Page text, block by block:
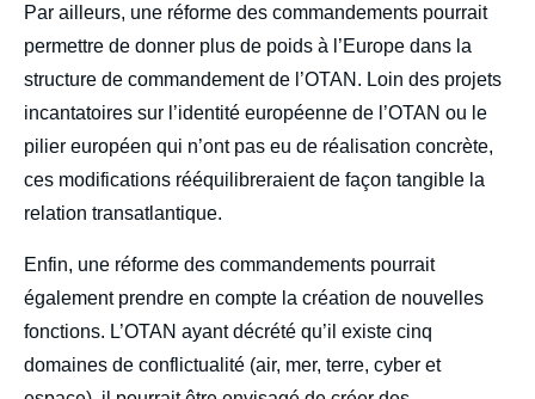
Par ailleurs, une réforme des commandements pourrait
permettre de donner plus de poids à l’Europe dans la
structure de commandement de l’OTAN. Loin des projets
incantatoires sur l’identité européenne de l’OTAN ou le
pilier européen qui n’ont pas eu de réalisation concrète,
ces modifications rééquilibreraient de façon tangible la
relation transatlantique.
Enfin, une réforme des commandements pourrait
également prendre en compte la création de nouvelles
fonctions. L’OTAN ayant décrété qu’il existe cinq
domaines de conflictualité (air, mer, terre, cyber et